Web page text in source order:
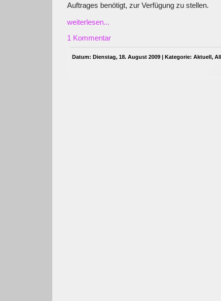
Auftrages benötigt, zur Verfügung zu stellen.
weiterlesen...
1 Kommentar
Datum: Dienstag, 18. August 2009 | Kategorie: Aktuell,